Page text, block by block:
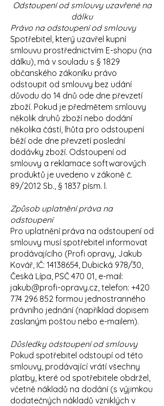
Odstoupení od smlouvy uzavřené na
dálku
Právo na odstoupení od smlouvy
Spotřebitel, který uzavřel kupní
smlouvu prostřednictvím E-shopu (na
dálku), má v souladu s § 1829
občanského zákoníku právo
odstoupit od smlouvy bez udání
důvodu do 14 dnů ode dne převzetí
zboží. Pokud je předmětem smlouvy
několik druhů zboží nebo dodání
několika částí, lhůta pro odstoupení
běží ode dne převzetí poslední
dodávky zboží. Odstoupení od
smlouvy a reklamace softwarových
produktů je uvedeno v zákoně č.
89/2012 Sb., § 1837 písm. l.
Způsob uplatnění práva na
odstoupení
Pro uplatnění práva na odstoupení od
smlouvy musí spotřebitel informovat
prodávajícího (Profi opravy, Jakub
Kovář, IČ: 14138654, Dubická 978/30,
Česká Lípa, PSČ 470 01, e-mail:
jakub@profi-opravy.cz, telefon: +420
774 296 852 formou jednostranného
právního jednání (například dopisem
zaslaným poštou nebo e-mailem).
Důsledky odstoupení od smlouvy
Pokud spotřebitel odstoupí od této
smlouvy, prodávající vrátí všechny
platby, které od spotřebitele obdržel,
včetně nákladů na dodání (s výjimkou
dodatečných nákladů vzniklých v